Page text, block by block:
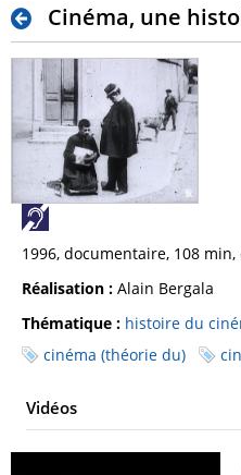
Cinéma, une
1996, documentaire, 108
Réalisation : Alain Bergala
Thématique : histoire du
cinéma (théorie du)
Vidéos